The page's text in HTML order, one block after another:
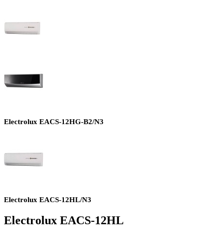
Electrolux EACS-12HG-B2/N3
Electrolux EACS-12HL/N3
Electrolux EACS-12HL